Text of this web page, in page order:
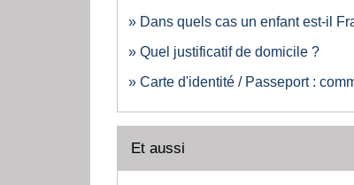
Dans quels cas un enfant est-il
Quel justificatif de domicile ?
Carte d'identité / Passeport :
Et aussi